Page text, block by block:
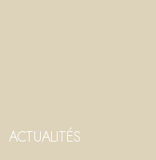
ACTUALITÉS